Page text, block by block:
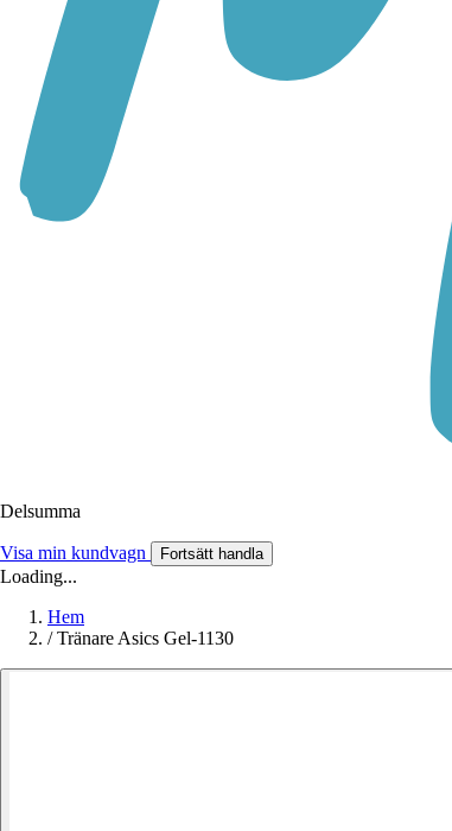
Delsumma
Visa min kundvagn Fortsätt handla
Loading...
Hem
/ Tränare Asics Gel-1130